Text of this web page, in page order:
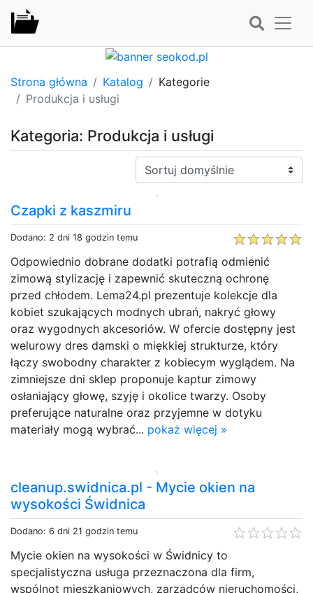
Strona główna Katalog
Kategorie
Produkcja i usługi
Kategoria: Produkcja i usługi
Sortuj:
Czapki z kaszmiru
Dodano: 2 dni 18 godzin temu
Odpowiednio dobrane dodatki potrafią odmienić
zimową stylizację i zapewnić skuteczną ochronę
przed chłodem. Lema24.pl prezentuje kolekcje dla
kobiet szukających modnych ubrań, nakryć głowy
oraz wygodnych akcesoriów. W ofercie dostępny jest
welurowy dres damski o miękkiej strukturze, który
łączy swobodny charakter z kobiecym wyglądem. Na
zimniejsze dni sklep proponuje kaptur zimowy
osłaniający głowę, szyję i okolice twarzy. Osoby
preferujące naturalne oraz przyjemne w dotyku
materiały mogą wybrać... pokaż więcej »
cleanup.swidnica.pl - Mycie okien na
wysokości Świdnica
Dodano: 6 dni 21 godzin temu
Mycie okien na wysokości w Świdnicy to
specjalistyczna usługa przeznaczona dla firm,
wspólnot mieszkaniowych, zarządców nieruchomości,